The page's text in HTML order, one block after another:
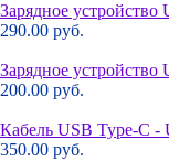
Зарядное устройство
290.00 руб.
Зарядное устройство
200.00 руб.
Кабель USB Type-C -
350.00 руб.